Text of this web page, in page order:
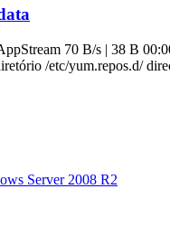
70 B/s | 38 B
/etc/yum.repos.d/
Server 2008 R2